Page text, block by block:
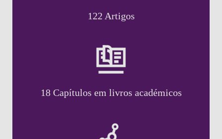
122 Artigos
18 Capítulos em livros académicos